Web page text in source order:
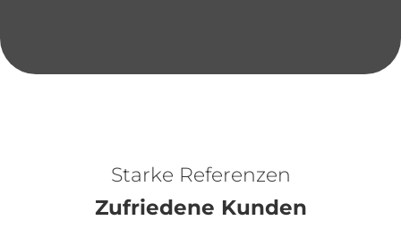
Starke Referenzen
Zufriedene Kunden